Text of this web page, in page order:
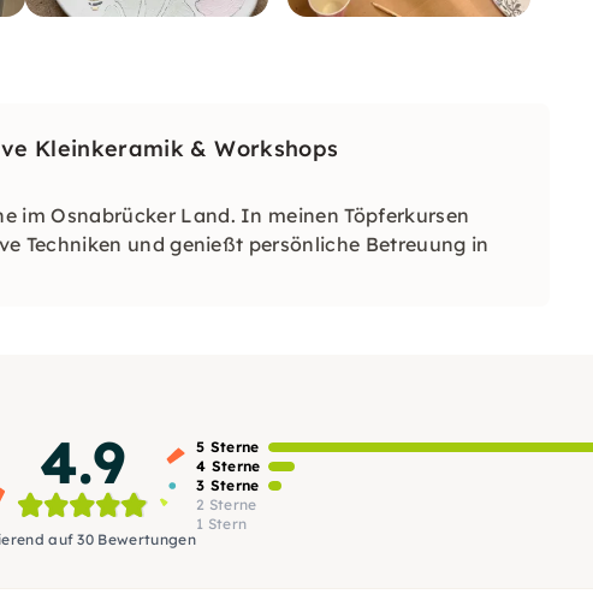
Kleinkeramik & Workshops
im Osnabrücker Land. In meinen Töpferkursen
Techniken und genießt persönliche Betreuung in
4.9
auf 30 Bewertungen
5 Sterne
4 Sterne
3 Sterne
2 Sterne
1 Stern